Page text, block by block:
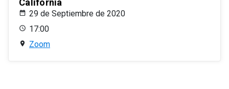
California
29 de Septiembre de 2020
17:00
Zoom